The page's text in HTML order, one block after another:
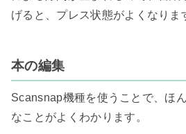
げると、プレス状態がよくなりま
本の編集
Scansnap機種を使うことで、ほ
なことがよくわかります。